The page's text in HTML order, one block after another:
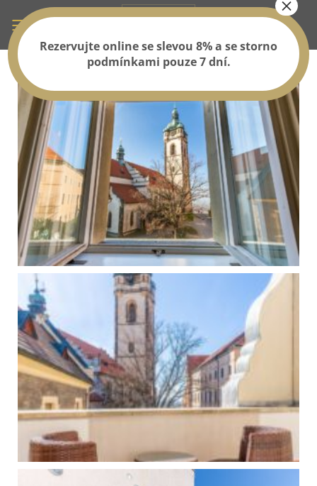
Rezervujte online se slevou 8% a se storno
podmínkami pouze 7 dní.